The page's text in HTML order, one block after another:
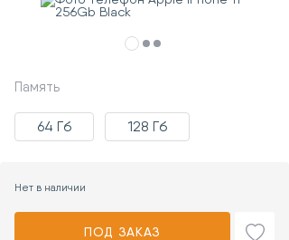
Память
64 Гб 128 Гб
Нет в наличии
ПОД ЗАКАЗ